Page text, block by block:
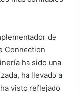
de
Connection
ha sido una
ha llevado a
visto reflejado